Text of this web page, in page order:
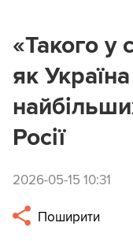
«Такого у
як
Росії
2026-05-15 10:31
Поширити